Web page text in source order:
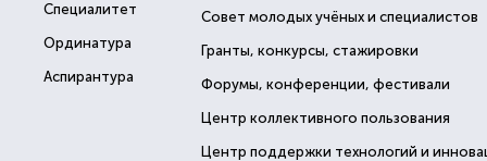
Специалитет
Ординатура
Аспирантура
Совет молодых учёных и специалистов
Гранты, конкурсы, стажировки
Форумы, конференции, фестивали
Центр коллективного пользования
Центр поддержки технологий и